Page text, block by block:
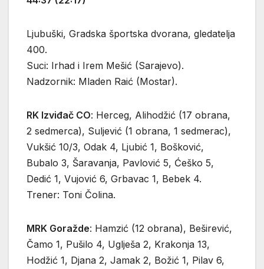
Ljubuški, Gradska športska dvorana, gledatelja
400.
Suci: Irhad i Irem Mešić (Sarajevo).
Nadzornik: Mladen Raić (Mostar).
RK Izviđač CO: Herceg, Alihodžić (17 obrana,
2 sedmerca), Suljević (1 obrana, 1 sedmerac),
Vukšić 10/3, Odak 4, Ljubić 1, Bošković,
Bubalo 3, Šaravanja, Pavlović 5, Ćeško 5,
Dedić 1, Vujović 6, Grbavac 1, Bebek 4.
Trener: Toni Čolina.
MRK Goražde: Hamzić (12 obrana), Beširević,
Čamo 1, Pušilo 4, Uglješa 2, Krakonja 13,
Hodžić 1, Djana 2, Jamak 2, Božić 1, Pilav 6,